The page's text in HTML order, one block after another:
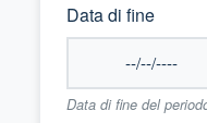
Data di fine
Data di fine del